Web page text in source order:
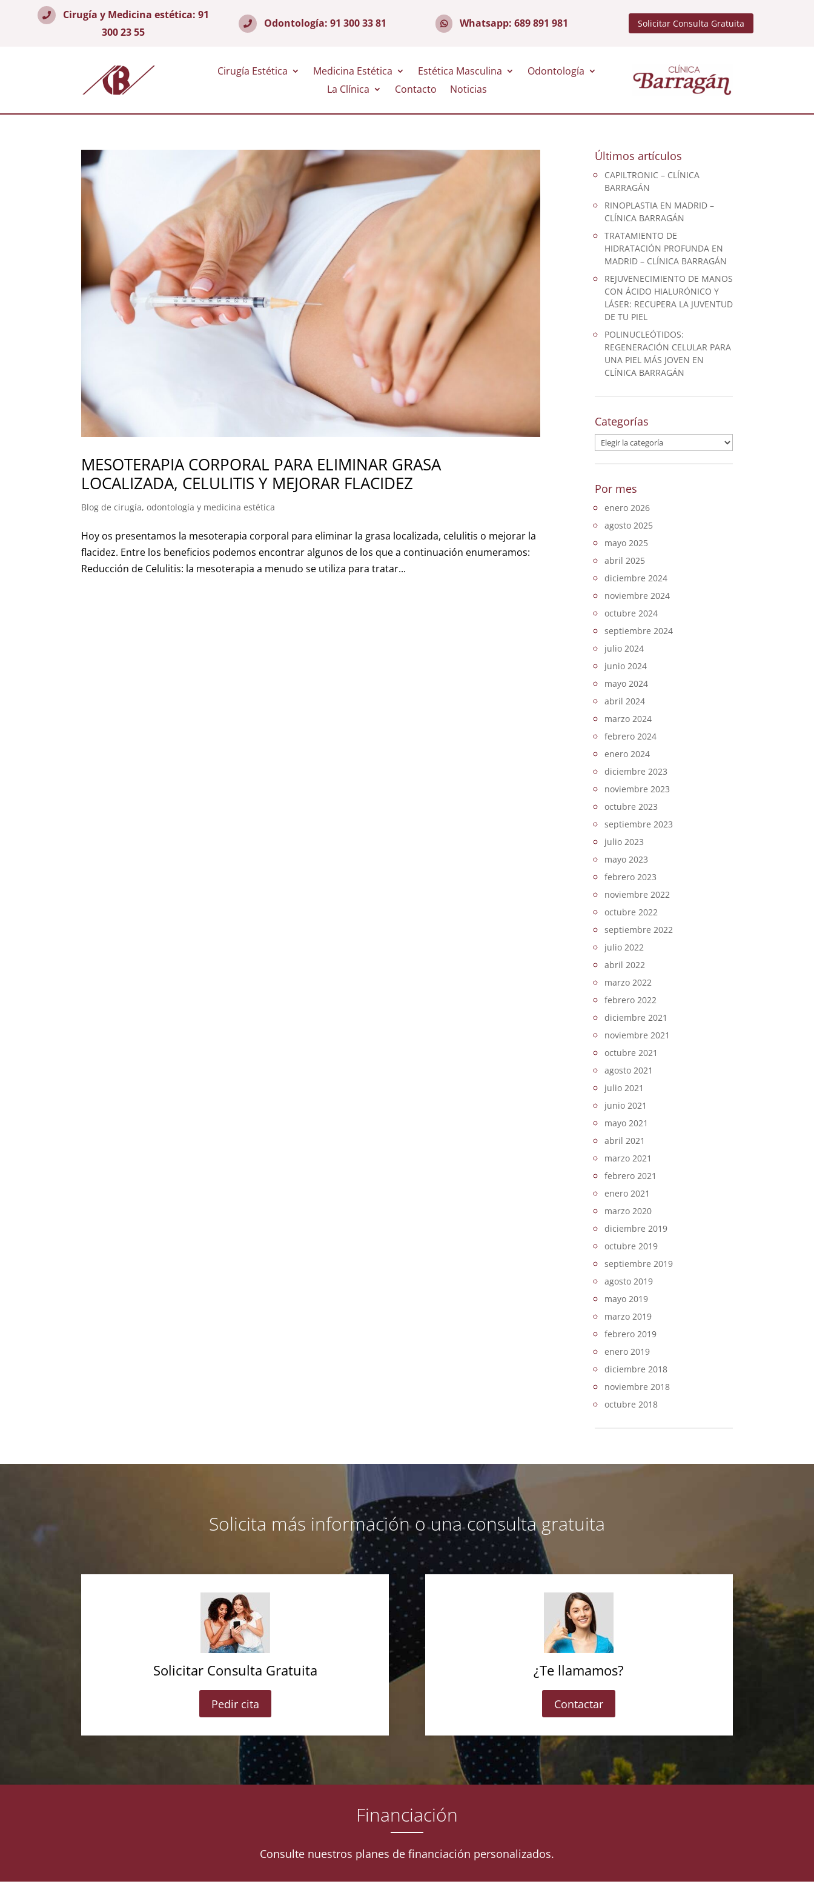
Cirugía y Medicina estética: 91
300 23 55
Odontología: 91 300 33 81 Whatsapp: 689 891 981 Solicitar Consulta Gratuita
Cirugía Estética Medicina Estética Estética Masculina
Odontología
La Clínica
Contacto Noticias
MESOTERAPIA CORPORAL PARA ELIMINAR GRASA
LOCALIZADA, CELULITIS Y MEJORAR FLACIDEZ
Blog de cirugía, odontología y medicina estética
Hoy os presentamos la mesoterapia corporal para eliminar la grasa localizada, celulitis o mejorar la
flacidez. Entre los beneficios podemos encontrar algunos de los que a continuación enumeramos:
Reducción de Celulitis: la mesoterapia a menudo se utiliza para tratar...
Últimos artículos
CAPILTRONIC – CLÍNICA
BARRAGÁN
RINOPLASTIA EN MADRID –
CLÍNICA BARRAGÁN
TRATAMIENTO DE
HIDRATACIÓN PROFUNDA EN
MADRID – CLÍNICA BARRAGÁN
REJUVENECIMIENTO DE MANOS
CON ÁCIDO HIALURÓNICO Y
LÁSER: RECUPERA LA JUVENTUD
DE TU PIEL
POLINUCLEÓTIDOS:
REGENERACIÓN CELULAR PARA
UNA PIEL MÁS JOVEN EN
CLÍNICA BARRAGÁN
Categorías
Categorías
Por mes
enero 2026
agosto 2025
mayo 2025
abril 2025
diciembre 2024
noviembre 2024
octubre 2024
septiembre 2024
julio 2024
junio 2024
mayo 2024
abril 2024
marzo 2024
febrero 2024
enero 2024
diciembre 2023
noviembre 2023
octubre 2023
septiembre 2023
julio 2023
mayo 2023
febrero 2023
noviembre 2022
octubre 2022
septiembre 2022
julio 2022
abril 2022
marzo 2022
febrero 2022
diciembre 2021
noviembre 2021
octubre 2021
agosto 2021
julio 2021
junio 2021
mayo 2021
abril 2021
marzo 2021
febrero 2021
enero 2021
marzo 2020
diciembre 2019
octubre 2019
septiembre 2019
agosto 2019
mayo 2019
marzo 2019
febrero 2019
enero 2019
diciembre 2018
noviembre 2018
octubre 2018
Solicita más información o una consulta gratuita
Solicitar Consulta Gratuita
Pedir cita
¿Te llamamos?
Contactar
Financiación
Consulte nuestros planes de financiación personalizados.